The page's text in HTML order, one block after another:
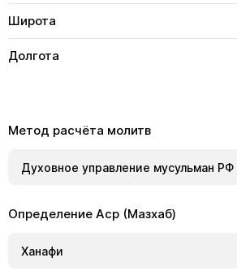
Широта
Долгота
Метод расчёта молитв
Определение Аср (Мазхаб)